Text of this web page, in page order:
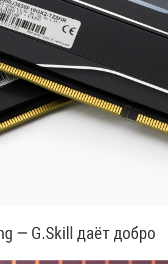
— G.Skill даёт добро